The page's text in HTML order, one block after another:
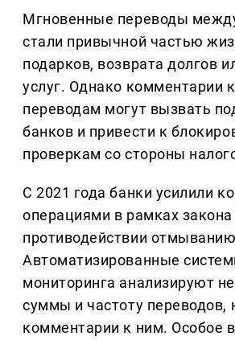
Мгновенные переводы
стали привычной частью
подарков, возврата долгов
услуг. Однако комментарии
переводам могут вызвать
банков и привести к
проверкам со стороны
С 2021 года банки усилили
операциями в рамках
противодействии
Автоматизированные
мониторинга анализируют
суммы и частоту переводов,
комментарии к ним. Особое